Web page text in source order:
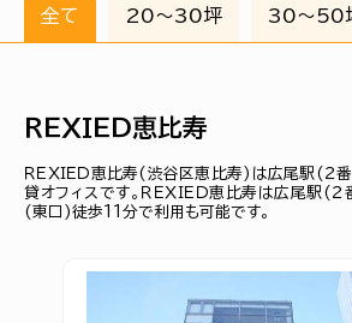
全て 20〜30坪 30〜50
ＲＥＸＩＥＤ恵比寿
ＲＥＸＩＥＤ恵比寿(渋谷区恵比寿)は広尾駅(
貸オフィスです。ＲＥＸＩＥＤ恵比寿は広尾駅(
(東口)徒歩11分で利用も可能です。